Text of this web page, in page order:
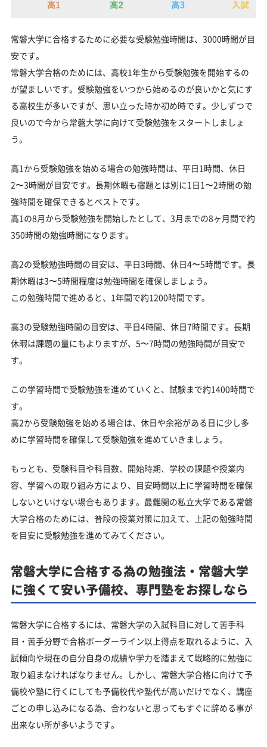
常磐大学に合格するために必要な受験勉強時間は、3000時間が目
安です。
常磐大学合格のためには、高校1年生から受験勉強を開始するの
が望ましいです。受験勉強をいつから始めるのが良いかと気にす
る高校生が多いですが、思い立った時か初め時です。少しずつで
良いので今から常磐大学に向けて受験勉強をスタートしましょ
う。
高1から受験勉強を始める場合の勉強時間は、平日1時間、休日
2〜3時間が目安です。長期休暇も宿題とは別に1日1〜2時間の勉
強時間を確保できるとベストです。
高1の8月から受験勉強を開始したとして、3月までの8ヶ月間で約
350時間の勉強時間になります。
高2の受験勉強時間の目安は、平日3時間、休日4〜5時間です。長
期休暇は3〜5時間程度は勉強時間を確保しましょう。
この勉強時間で進めると、1年間で約1200時間です。
高3の受験勉強時間の目安は、平日4時間、休日7時間です。長期
休暇は課題の量にもよりますが、5〜7時間の勉強時間が目安で
す。
この学習時間で受験勉強を進めていくと、試験まで約1400時間で
す。
高2から受験勉強を始める場合は、休日や余裕がある日に少し多
めに学習時間を確保して受験勉強を進めていきましょう。
もっとも、受験科目や科目数、開始時期、学校の課題や授業内
容、学習への取り組み方により、目安時間以上に学習時間を確保
しないといけない場合もあります。最難関の私立大学である常磐
大学合格のためには、普段の授業対策に加えて、上記の勉強時間
を目安に受験勉強を進めてみてください。
常磐大学に合格する為の勉強法・常磐大学
に強くて安い予備校、専門塾をお探しなら
常磐大学に合格するには、常磐大学の入試科目に対して苦手科
目・苦手分野で合格ボーダーライン以上得点を取れるように、入
試傾向や現在の自分自身の成績や学力を踏まえて戦略的に勉強に
取り組まなければなりません。しかし、常磐大学合格に向けて予
備校や塾に行くにしても予備校代や塾代が高いだけでなく、講座
ごとの申し込みになる為、合わないと思ってもすぐに辞める事が
出来ない所が多いようです。